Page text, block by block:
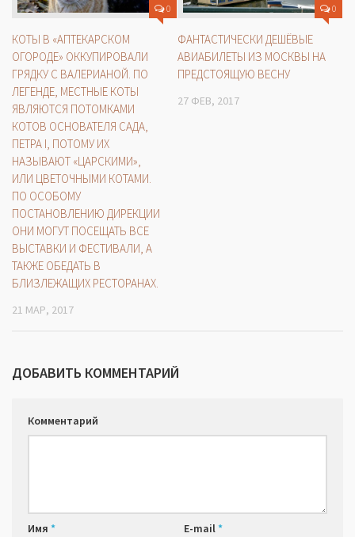
0
КОТЫ В «АПТЕКАРСКОМ
ОГОРОДЕ» ОККУПИРОВАЛИ
ГРЯДКУ С ВАЛЕРИАНОЙ. ПО
ЛЕГЕНДЕ, МЕСТНЫЕ КОТЫ
ЯВЛЯЮТСЯ ПОТОМКАМИ
КОТОВ ОСНОВАТЕЛЯ САДА,
ПЕТРА I, ПОТОМУ ИХ
НАЗЫВАЮТ «ЦАРСКИМИ»,
ИЛИ ЦВЕТОЧНЫМИ КОТАМИ.
ПО ОСОБОМУ
ПОСТАНОВЛЕНИЮ ДИРЕКЦИИ
ОНИ МОГУТ ПОСЕЩАТЬ ВСЕ
ВЫСТАВКИ И ФЕСТИВАЛИ, А
ТАКЖЕ ОБЕДАТЬ В
БЛИЗЛЕЖАЩИХ РЕСТОРАНАХ.
21 МАР, 2017
0
ФАНТАСТИЧЕСКИ ДЕШЁВЫЕ
АВИАБИЛЕТЫ ИЗ МОСКВЫ НА
ПРЕДСТОЯЩУЮ ВЕСНУ
27 ФЕВ, 2017
ДОБАВИТЬ КОММЕНТАРИЙ
Комментарий
Имя * E-mail*